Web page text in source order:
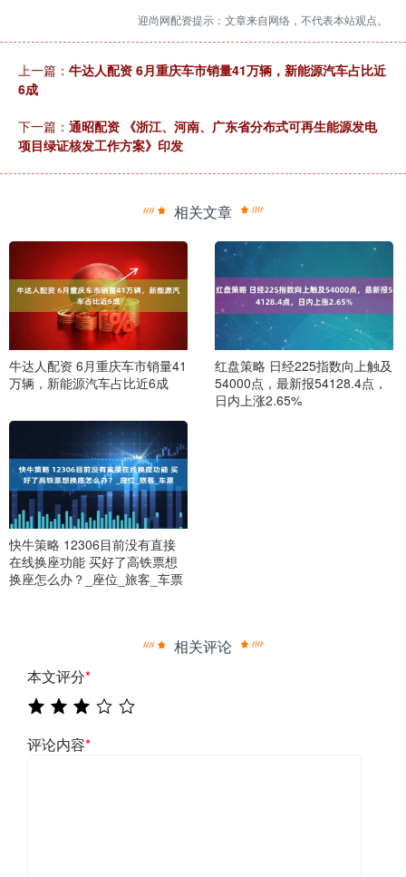
迎尚网配资提示：文章来自网络，不代表本站观点。
上一篇： 牛达人配资 6月重庆车市销量41万辆，新能源汽车占比近
6成
下一篇： 通昭配资 《浙江、河南、广东省分布式可再生能源发电
项目绿证核发工作方案》印发
相关文章
牛达人配资 6月重庆车市销量41
万辆，新能源汽车占比近6成
红盘策略 日经225指数向上触及
54000点，最新报54128.4点，
日内上涨2.65%
快牛策略 12306目前没有直接
在线换座功能 买好了高铁票想
换座怎么办？_座位_旅客_车票
相关评论
本文评分*
评论内容*